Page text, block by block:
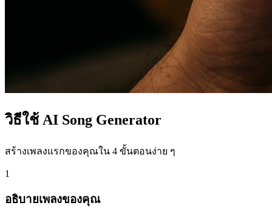
วิธีใช้ AI Song Generator
สร้างเพลงแรกของคุณใน 4 ขั้นตอนง่าย ๆ
1
อธิบายเพลงของคุณ